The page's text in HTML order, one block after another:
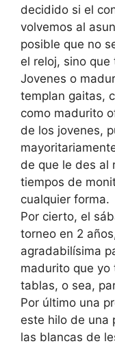
decidido si el
volvemos al
posible que no
el reloj, sino
Jovenes o
templan gaitas,
como madurito
de los jovenes,
de que le des al
tiempos de
cualquier forma.
Por cierto, el
torneo en 2
agradabilísima
madurito que
tablas, o sea,
Por último una
este hilo de una
las blancas de